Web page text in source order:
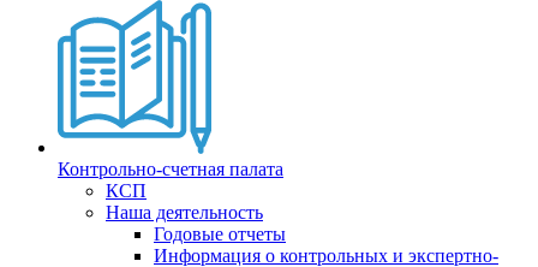
Контрольно-счетная палата
КСП
Наша деятельность
Годовые отчеты
Информация о контрольных и экспертно-